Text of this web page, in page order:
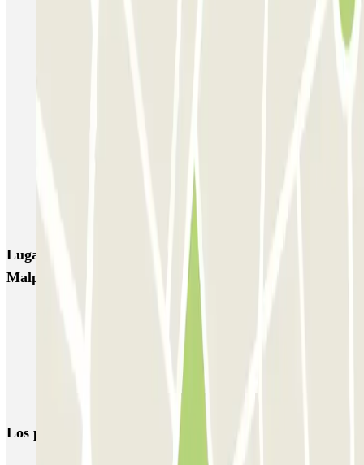
P6 Smart T2 Malpensa - SEA Ufficiale (Scoperto)
P6 Smart T2 Malpensa - SEA Ufficiale (Coperto)
Lugares y eventos interesantes cerca de P3 Express T1
Malpensa - SEA Ufficiale (Scoperto)
Parkings cerca de la Terminal 1 del Aeropuerto de Milán-Malpensa
Parking Malpensa low cost | Parking aeropuerto Milán-Malpensa
Parkings cerca de la Terminal 2 del Aeropuerto de Milán-Malpensa
Los parkings más reservados